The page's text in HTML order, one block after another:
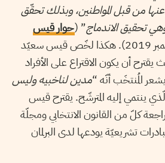
عنها من قبل المواطنين، وبذلك تحقّق
وهي تحقيق الاندماج” (حوار قيس
، 24 سبتمبر 2019). هكذا لخّص قيس سعيّد
أن يكون الاقتراع على الأفراد
المُنتخَب أنّه “مدين لناخبيه وليس
ينتمي إليه المترشّح. يقترح قيس
كلّ من القانون الانتخابي ومجلّة
تشريعيّة يودعها لدى البرلمان